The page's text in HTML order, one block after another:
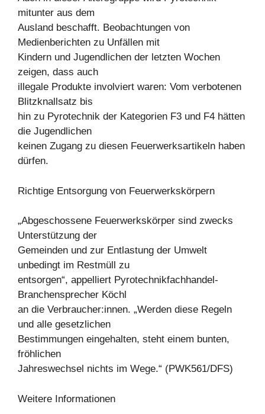
mitunter aus dem
Ausland beschafft. Beobachtungen von
Medienberichten zu Unfällen mit
Kindern und Jugendlichen der letzten Wochen
zeigen, dass auch
illegale Produkte involviert waren: Vom verbotenen
Blitzknallsatz bis
hin zu Pyrotechnik der Kategorien F3 und F4 hätten
die Jugendlichen
keinen Zugang zu diesen Feuerwerksartikeln haben
dürfen.
Richtige Entsorgung von Feuerwerkskörpern
„Abgeschossene Feuerwerkskörper sind zwecks
Unterstützung der
Gemeinden und zur Entlastung der Umwelt
unbedingt im Restmüll zu
entsorgen“, appelliert Pyrotechnikfachhandel-
Branchensprecher Köchl
an die Verbraucher:innen. „Werden diese Regeln
und alle gesetzlichen
Bestimmungen eingehalten, steht einem bunten,
fröhlichen
Jahreswechsel nichts im Wege.“ (PWK561/DFS)
Weitere Informationen